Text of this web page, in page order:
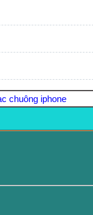
chuông iphone